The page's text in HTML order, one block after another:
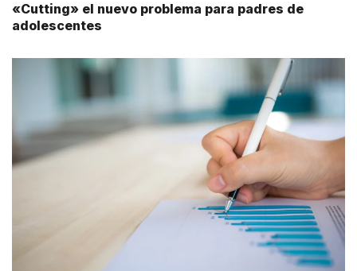
«Cutting» el nuevo problema para padres de
adolescentes